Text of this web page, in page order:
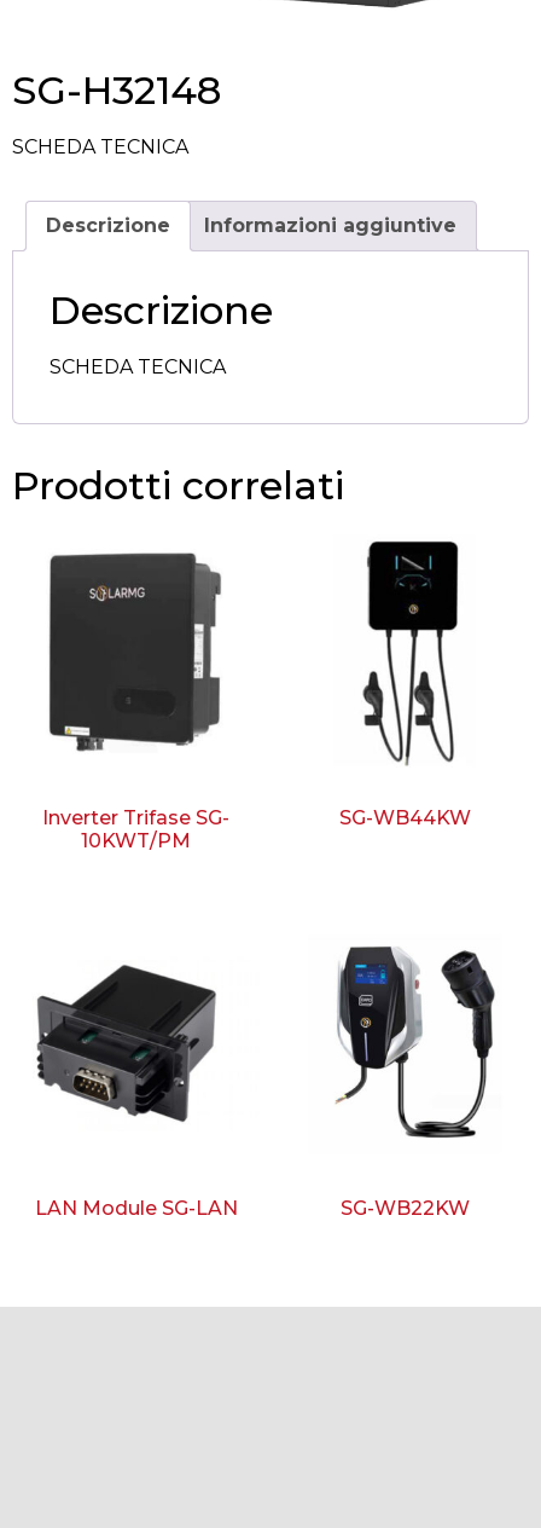
SG-H32148
SCHEDA TECNICA
Descrizione Informazioni aggiuntive
Descrizione
SCHEDA TECNICA
Prodotti correlati
Inverter Trifase SG-
10KWT/PM
SG-WB44KW
LAN Module SG-LAN SG-WB22KW